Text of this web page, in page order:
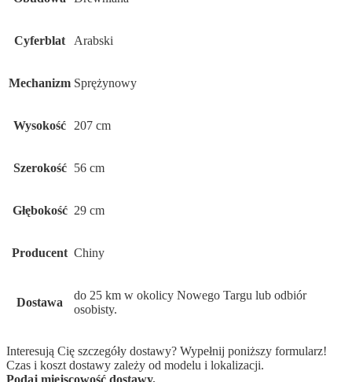
Cyferblat Arabski
Mechanizm Sprężynowy
Wysokość 207 cm
Szerokość 56 cm
Głębokość 29 cm
Producent Chiny
Dostawa
do 25 km w okolicy Nowego Targu lub odbiór
osobisty.
Interesują Cię szczegóły dostawy? Wypełnij poniższy formularz!
Czas i koszt dostawy zależy od modelu i lokalizacji.